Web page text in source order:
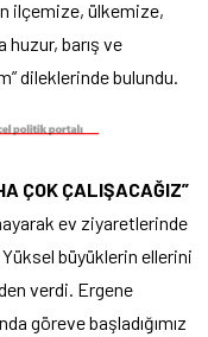
ilçemize, ülkemize,
barış ve
dileklerinde bulundu.
ÇOK ÇALIŞACAĞIZ”
ev ziyaretlerinde
büyüklerin ellerini
verdi. Ergene
göreve başladığımız